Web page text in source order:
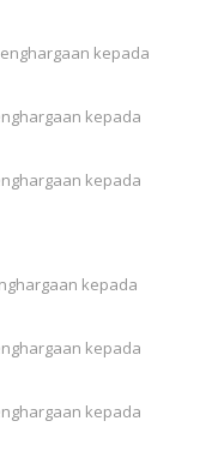
kepada
kepada
kepada
kepada
kepada
kepada